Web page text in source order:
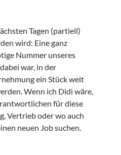
Tagen (partiell)
wird: Eine ganz
Nummer unseres
war, in der
ein Stück weit
Wenn ich Didi wäre,
für diese
Vertrieb oder wo auch
neuen Job suchen.